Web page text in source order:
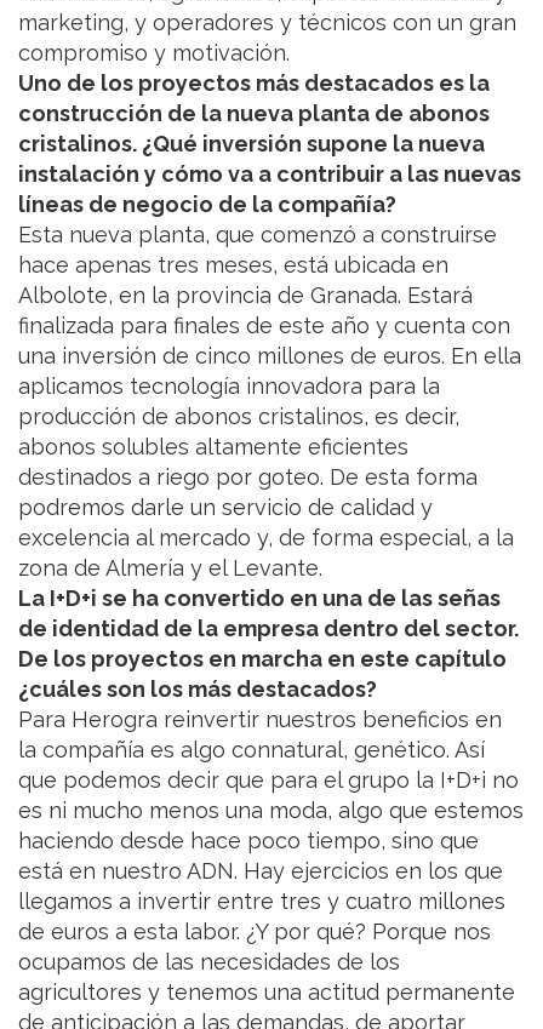
marketing, y operadores y técnicos con un gran
compromiso y motivación.
Uno de los proyectos más destacados es la
construcción de la nueva planta de abonos
cristalinos. ¿Qué inversión supone la nueva
instalación y cómo va a contribuir a las nuevas
líneas de negocio de la compañía?
Esta nueva planta, que comenzó a construirse
hace apenas tres meses, está ubicada en
Albolote, en la provincia de Granada. Estará
finalizada para finales de este año y cuenta con
una inversión de cinco millones de euros. En ella
aplicamos tecnología innovadora para la
producción de abonos cristalinos, es decir,
abonos solubles altamente eficientes
destinados a riego por goteo. De esta forma
podremos darle un servicio de calidad y
excelencia al mercado y, de forma especial, a la
zona de Almería y el Levante.
La I+D+i se ha convertido en una de las señas
de identidad de la empresa dentro del sector.
De los proyectos en marcha en este capítulo
¿cuáles son los más destacados?
Para Herogra reinvertir nuestros beneficios en
la compañía es algo connatural, genético. Así
que podemos decir que para el grupo la I+D+i no
es ni mucho menos una moda, algo que estemos
haciendo desde hace poco tiempo, sino que
está en nuestro ADN. Hay ejercicios en los que
llegamos a invertir entre tres y cuatro millones
de euros a esta labor. ¿Y por qué? Porque nos
ocupamos de las necesidades de los
agricultores y tenemos una actitud permanente
de anticipación a las demandas, de aportar